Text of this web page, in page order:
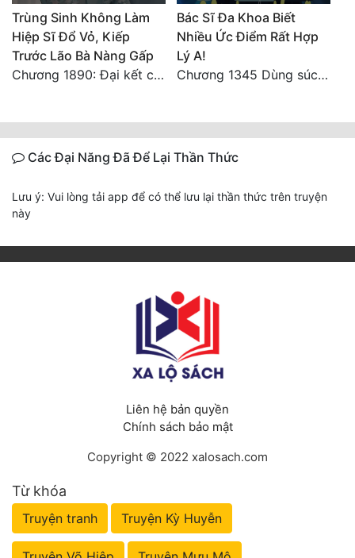
Trùng Sinh Không Làm
Hiệp Sĩ Đổ Vỏ, Kiếp
Trước Lão Bà Nàng Gấp
Chương 1890: Đại kết cục
Bác Sĩ Đa Khoa Biết
Nhiều Ức Điểm Rất Hợp
Lý A!
Chương 1345 Dùng súc sinh tiền, chìm súc sinh đảo!
Các Đại Năng Đã Để Lại Thần Thức
Lưu ý: Vui lòng tải app để có thể lưu lại thần thức trên truyện
này
Liên hệ bản quyền
Chính sách bảo mật
Copyright © 2022 xalosach.com
Từ khóa
Truyện tranh Truyện Kỳ Huyễn